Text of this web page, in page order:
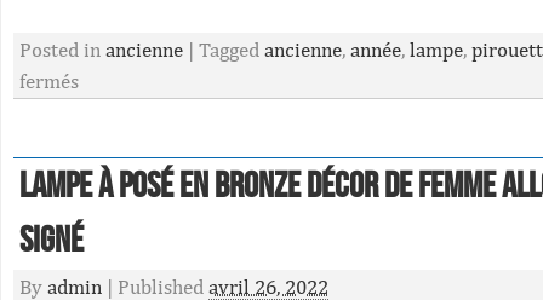
Posted in ancienne | Tagged ancienne, année, lampe,
fermés
Lampe à posé en bronze décor de femme
signé
By admin | Published avril 26, 2022